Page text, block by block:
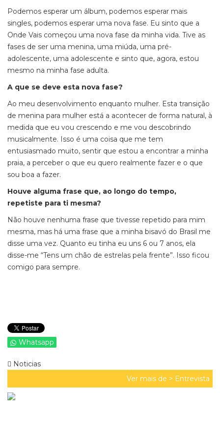
Podemos esperar um álbum, podemos esperar mais
singles, podemos esperar uma nova fase. Eu sinto que a
Onde Vais começou uma nova fase da minha vida. Tive as
fases de ser uma menina, uma miúda, uma pré-
adolescente, uma adolescente e sinto que, agora, estou
mesmo na minha fase adulta.
A que se deve esta nova fase?
Ao meu desenvolvimento enquanto mulher. Esta transição
de menina para mulher está a acontecer de forma natural, à
medida que eu vou crescendo e me vou descobrindo
musicalmente. Isso é uma coisa que me tem
entusiasmado muito, sentir que estou a encontrar a minha
praia, a perceber o que eu quero realmente fazer e o que
sou boa a fazer.
Houve alguma frase que, ao longo do tempo,
repetiste para ti mesma?
Não houve nenhuma frase que tivesse repetido para mim
mesma, mas há uma frase que a minha bisavó do Brasil me
disse uma vez. Quanto eu tinha eu uns 6 ou 7 anos, ela
disse-me “Tens um chão de estrelas pela frente”. Isso ficou
comigo para sempre.
Whatsapp
Noticias
Ver mais de > Entrevista